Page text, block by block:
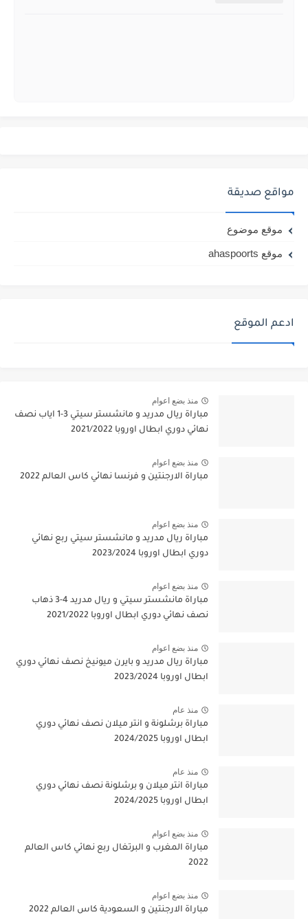
مواقع صديقة
موقع موضوع
موقع ahaspoorts
ادعم الموقع
منذ بضع اعوام
مباراة ريال مدريد و مانشستر سيتي 3-1 اياب نصف
نهائي دوري ابطال اوروبا 2021/2022
منذ بضع اعوام
مباراة الارجنتين و فرنسا نهائي كاس العالم 2022
منذ بضع اعوام
مباراة ريال مدريد و مانشستر سيتي ربع نهائي
دوري ابطال اوروبا 2023/2024
منذ بضع اعوام
مباراة مانشستر سيتي و ريال مدريد 4-3 ذهاب
نصف نهائي دوري ابطال اوروبا 2021/2022
منذ بضع اعوام
مباراة ريال مدريد و بايرن ميونيخ نصف نهائي دوري
ابطال اوروبا 2023/2024
منذ عام
مباراة برشلونة و انتر ميلان نصف نهائي دوري
ابطال اوروبا 2024/2025
منذ عام
مباراة انتر ميلان و برشلونة نصف نهائي دوري
ابطال اوروبا 2024/2025
منذ بضع اعوام
مباراة المغرب و البرتغال ربع نهائي كاس العالم
2022
منذ بضع اعوام
مباراة الارجنتين و السعودية كاس العالم 2022